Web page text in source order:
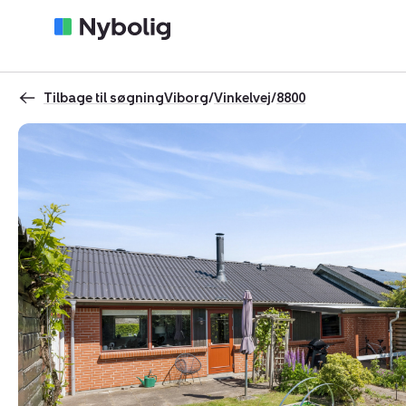
Tilbage til søgningViborg/Vinkelvej/8800